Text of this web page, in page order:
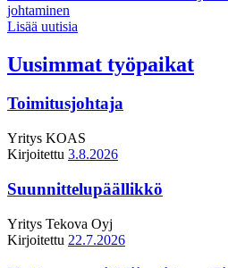
johtaminen
Lisää uutisia
Uusimmat työpaikat
Toimitusjohtaja
Yritys KOAS
Kirjoitettu 3.8.2026
Suunnittelupäällikkö
Yritys Tekova Oyj
Kirjoitettu 22.7.2026